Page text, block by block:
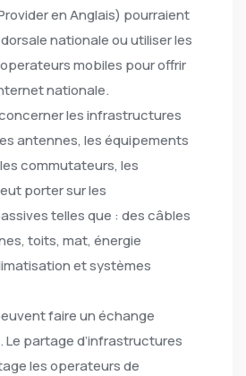
en Anglais) pourraient
nationale ou utiliser les
mobiles pour offrir
nationale.
les infrastructures
antennes, les équipements
commutateurs, les
porter sur les
telles que : des câbles
toits, mat, énergie
et systèmes
faire un échange
Le partage d’infrastructures
les operateurs de